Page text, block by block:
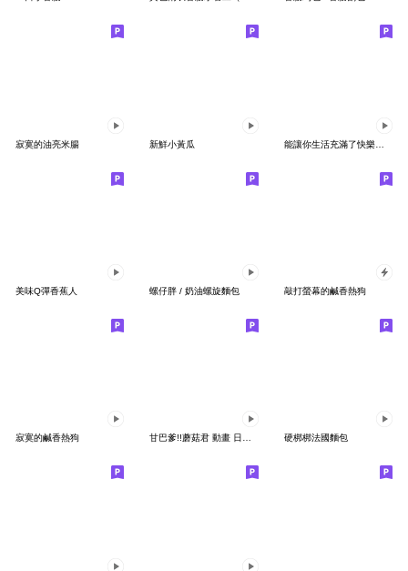
寂寞的油亮米腸 新鮮小黃瓜 能讓你生活充滿了快樂能量的可愛小黃手
美味Q彈香蕉人 螺仔胖 / 奶油螺旋麵包 敲打螢幕的鹹香熱狗
寂寞的鹹香熱狗 甘巴爹!!蘑菇君 動畫 日常会話2 硬梆梆法國麵包